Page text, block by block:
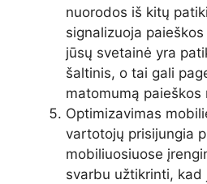
nuorodos iš kitų
signalizuoja
jūsų svetainė yra
šaltinis, o tai gali
matomumą paieškos
Optimizavimas
vartotojų prisijungia
mobiliuosiuose
svarbu užtikrinti,